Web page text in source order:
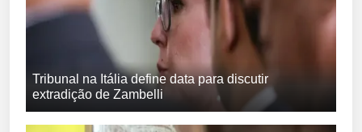
Tribunal na Itália define data para discutir
extradição de Zambelli